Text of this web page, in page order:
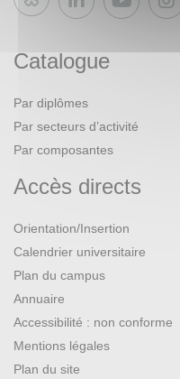
Bluesky
Catalogue
Par diplômes
Par secteurs d’activité
Par composantes
Accès directs
Orientation/Insertion
Calendrier universitaire
Plan du campus
Annuaire
Accessibilité : non conforme
Mentions légales
Plan du site